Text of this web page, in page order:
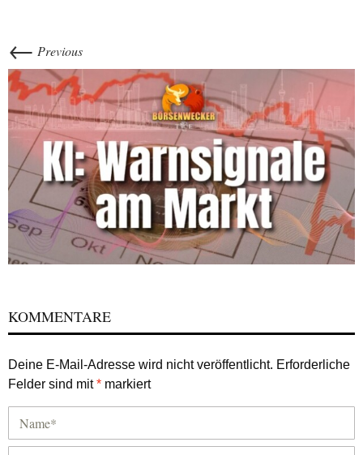
← Previous
KOMMENTARE
Deine E-Mail-Adresse wird nicht veröffentlicht. Erforderliche
Felder sind mit* markiert